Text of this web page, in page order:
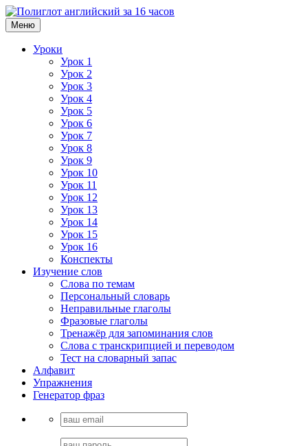
Меню
Уроки
Урок 1
Урок 2
Урок 3
Урок 4
Урок 5
Урок 6
Урок 7
Урок 8
Урок 9
Урок 10
Урок 11
Урок 12
Урок 13
Урок 14
Урок 15
Урок 16
Конспекты
Изучение слов
Слова по темам
Персональный словарь
Неправильные глаголы
Фразовые глаголы
Тренажёр для запоминания слов
Cлова с транскрипцией и переводом
Тест на словарный запас
Алфавит
Упражнения
Генератор фраз